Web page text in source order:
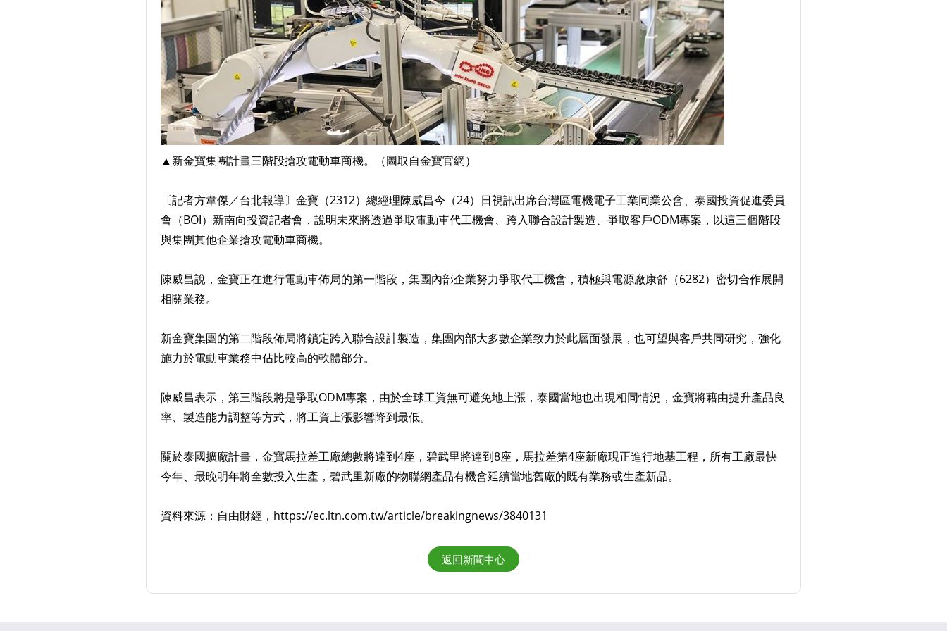
▲新金寶集團計畫三階段搶攻電動車商機。（圖取自金寶官網）
〔記者方韋傑／台北報導〕金寶（2312）總經理陳威昌今（24）日視訊出席台灣區電機電子工業同業公會、泰國投資促進委員
會（BOI）新南向投資記者會，說明未來將透過爭取電動車代工機會、跨入聯合設計製造、爭取客戶ODM專案，以這三個階段
與集團其他企業搶攻電動車商機。
陳威昌說，金寶正在進行電動車佈局的第一階段，集團內部企業努力爭取代工機會，積極與電源廠康舒（6282）密切合作展開
相關業務。
新金寶集團的第二階段佈局將鎖定跨入聯合設計製造，集團內部大多數企業致力於此層面發展，也可望與客戶共同研究，強化
施力於電動車業務中佔比較高的軟體部分。
陳威昌表示，第三階段將是爭取ODM專案，由於全球工資無可避免地上漲，泰國當地也出現相同情況，金寶將藉由提升產品良
率、製造能力調整等方式，將工資上漲影響降到最低。
關於泰國擴廠計畫，金寶馬拉差工廠總數將達到4座，碧武里將達到8座，馬拉差第4座新廠現正進行地基工程，所有工廠最快
今年、最晚明年將全數投入生產，碧武里新廠的物聯網產品有機會延續當地舊廠的既有業務或生產新品。
資料來源：自由財經，https://ec.ltn.com.tw/article/breakingnews/3840131
返回新聞中心